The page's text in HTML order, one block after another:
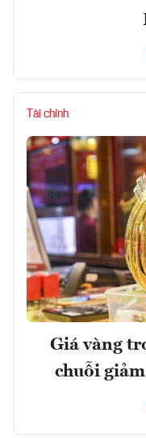
Tài chính
Giá vàng
chuỗi